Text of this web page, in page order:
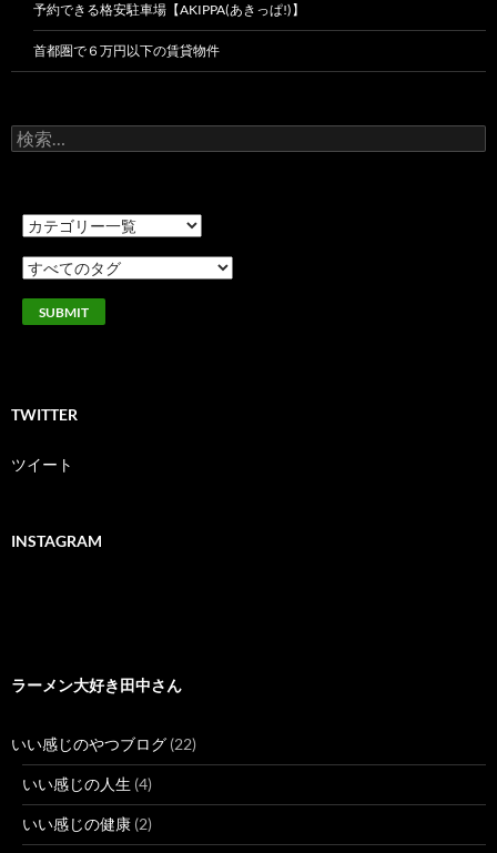
予約できる格安駐車場【AKIPPA(あきっぱ!)】
首都圏で６万円以下の賃貸物件
検
索:
TWITTER
ツイート
INSTAGRAM
ラーメン大好き田中さん
いい感じのやつブログ (22)
いい感じの人生 (4)
いい感じの健康 (2)